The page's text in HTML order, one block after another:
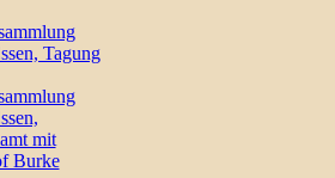
Tagung
mit
Burke